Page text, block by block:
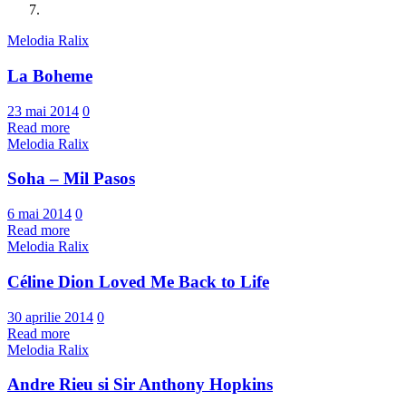
Melodia Ralix
La Boheme
23 mai 2014 0
Read more
Melodia Ralix
Soha – Mil Pasos
6 mai 2014 0
Read more
Melodia Ralix
Céline Dion Loved Me Back to Life
30 aprilie 2014 0
Read more
Melodia Ralix
Andre Rieu si Sir Anthony Hopkins